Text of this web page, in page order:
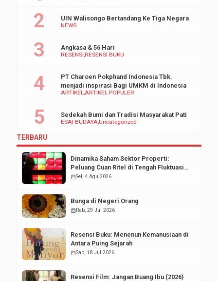
NEWS
UIN Walisongo Bertandang Ke Tiga Negara
RESENSI RESENSI BUKU
Angkasa & 56 Hari
ARTIKEL ARTIKEL POPULER
PT Charoen Pokphand Indonesia Tbk.
menjadi inspirasi Bagi UMKM di Indonesia
ESAI BUDAYA Uncategorized
Sedekah Bumi dan Tradisi Masyarakat Pati
TERBARU
Dinamika Saham Sektor Properti:
Peluang Cuan Ritel di Tengah Fluktuasi
Pasar Modal
calendar_monthSel, 4 Agu 2026
Bunga di Negeri Orang
calendar_monthRab, 29 Jul 2026
Resensi Buku: Menenun Kemanusiaan di
Antara Puing Sejarah
calendar_monthSab, 18 Jul 2026
Resensi Film: Jangan Buang Ibu (2026)